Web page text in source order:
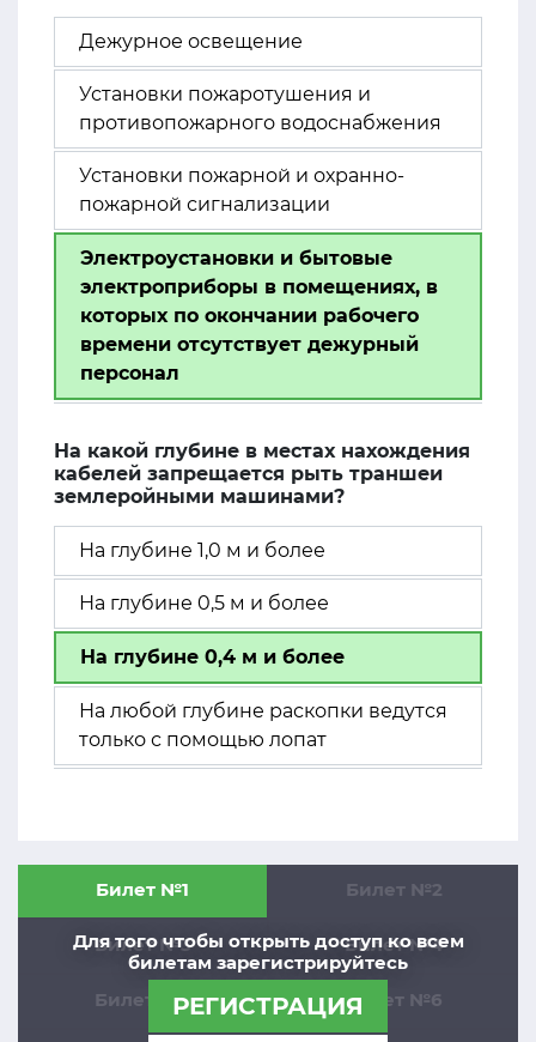
Дежурное освещение
Установки пожаротушения и
противопожарного водоснабжения
Установки пожарной и охранно-
пожарной сигнализации
Электроустановки и бытовые
электроприборы в помещениях, в
которых по окончании рабочего
времени отсутствует дежурный
персонал
На какой глубине в местах нахождения
кабелей запрещается рыть траншеи
землеройными машинами?
На глубине 1,0 м и более
На глубине 0,5 м и более
На глубине 0,4 м и более
На любой глубине раскопки ведутся
только с помощью лопат
Для того чтобы открыть доступ ко всем
билетам зарегистрируйтесь
РЕГИСТРАЦИЯ
Билет №1 Билет №2
Билет №3 Билет №4
Билет №5 Билет №6